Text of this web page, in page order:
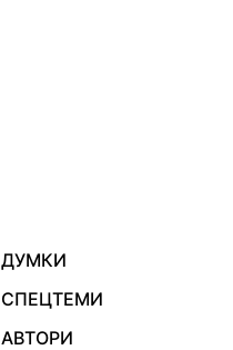
ДУМКИ
СПЕЦТЕМИ
АВТОРИ